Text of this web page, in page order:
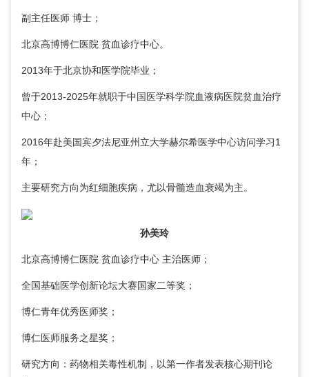
副主任医师 博士；
北京高博博仁医院 贫血诊疗中心。
2013年于北京协和医学院毕业；
曾于2013-2025年就职于中国医学科学院血液病医院贫血治疗
中心；
2016年赴美国宾夕法尼亚州立大学赫尔希医学中心访问学习1
年；
主要研究方向为红细胞疾病，尤以骨髓造血衰竭为主。
孙美玲
北京高博博仁医院 贫血诊疗中心 主治医师；
全国基础医学创新论坛大赛国家二等奖；
博仁青年优秀医师奖；
博仁医师服务之星奖；
研究方向：药物相关毒性机制，以第一作者发表核心期刊论